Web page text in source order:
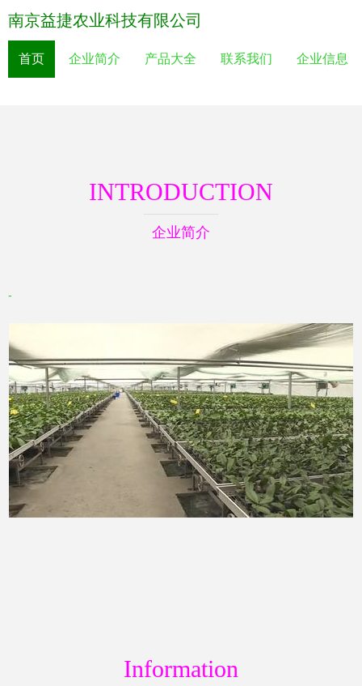
南京益捷农业科技有限公司
首页 企业简介 产品大全 联系我们 企业信息
INTRODUCTION
企业简介
-
Information